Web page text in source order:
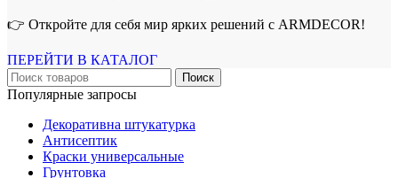
👉 Откройте для себя мир ярких решений с ARMDECOR!
ПЕРЕЙТИ В КАТАЛОГ
Поиск
Популярные запросы
Декоративна штукатурка
Антисептик
Краски универсальные
Грунтовка